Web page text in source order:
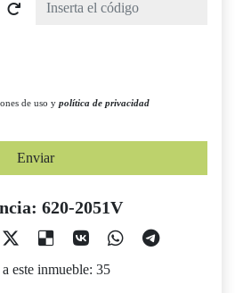
de uso y política de privacidad
Enviar
620-2051V
este inmueble: 35